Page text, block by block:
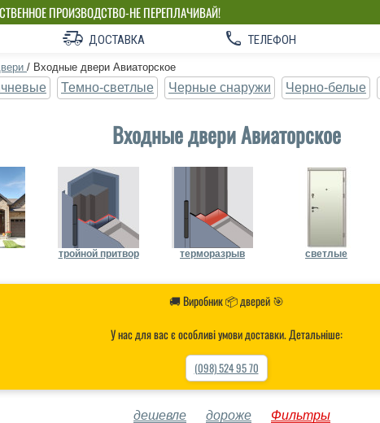
ПРОИЗВОДСТВО-НЕ ПЕРЕПЛАЧИВАЙ!
ДОСТАВКА ТЕЛЕФОН
/ Входные двери Авиаторское
Темно-светлые Черные снаружи Черно-белые
Входные двери Авиаторское
тройной притвор терморазрыв светлые
🚚 Виробник 📦 дверей 🎯
У нас для вас є особливі умови доставки. Детальніше:
(098) 524 95 70
дешевле дороже Фильтры